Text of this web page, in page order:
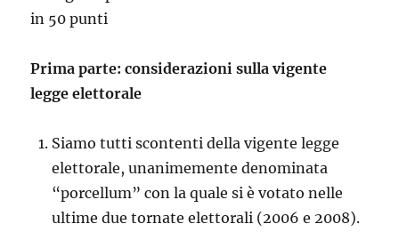
in 50 punti
Prima parte: considerazioni sulla vigente
legge elettorale
Siamo tutti scontenti della vigente legge
elettorale, unanimemente denominata
“porcellum” con la quale si è votato nelle
ultime due tornate elettorali (2006 e 2008).